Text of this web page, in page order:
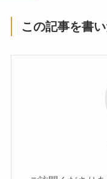
この記事を書